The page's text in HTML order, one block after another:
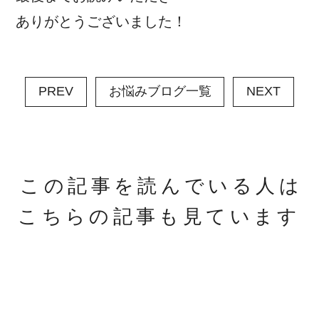
ありがとうございました！
PREV お悩みブログ一覧 NEXT
この記事を読んでいる人は
こちらの記事も見ています